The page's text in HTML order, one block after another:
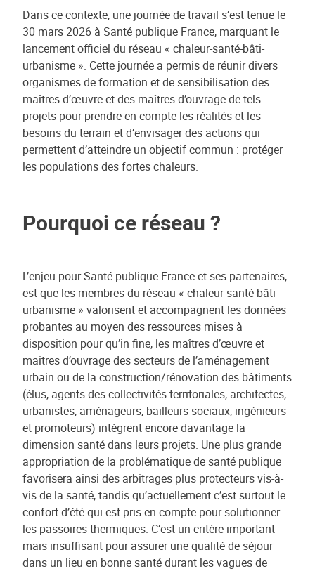
Dans ce contexte, une journée de travail s’est tenue le
30 mars 2026 à Santé publique France, marquant le
lancement officiel du réseau « chaleur-santé-bâti-
urbanisme ». Cette journée a permis de réunir divers
organismes de formation et de sensibilisation des
maîtres d’œuvre et des maîtres d’ouvrage de tels
projets pour prendre en compte les réalités et les
besoins du terrain et d’envisager des actions qui
permettent d’atteindre un objectif commun : protéger
les populations des fortes chaleurs.
Pourquoi ce réseau ?
L’enjeu pour Santé publique France et ses partenaires,
est que les membres du réseau « chaleur-santé-bâti-
urbanisme » valorisent et accompagnent les données
probantes au moyen des ressources mises à
disposition pour qu’in fine, les maîtres d’œuvre et
maitres d’ouvrage des secteurs de l’aménagement
urbain ou de la construction/rénovation des bâtiments
(élus, agents des collectivités territoriales, architectes,
urbanistes, aménageurs, bailleurs sociaux, ingénieurs
et promoteurs) intègrent encore davantage la
dimension santé dans leurs projets. Une plus grande
appropriation de la problématique de santé publique
favorisera ainsi des arbitrages plus protecteurs vis-à-
vis de la santé, tandis qu’actuellement c’est surtout le
confort d’été qui est pris en compte pour solutionner
les passoires thermiques. C’est un critère important
mais insuffisant pour assurer une qualité de séjour
dans un lieu en bonne santé durant les vagues de